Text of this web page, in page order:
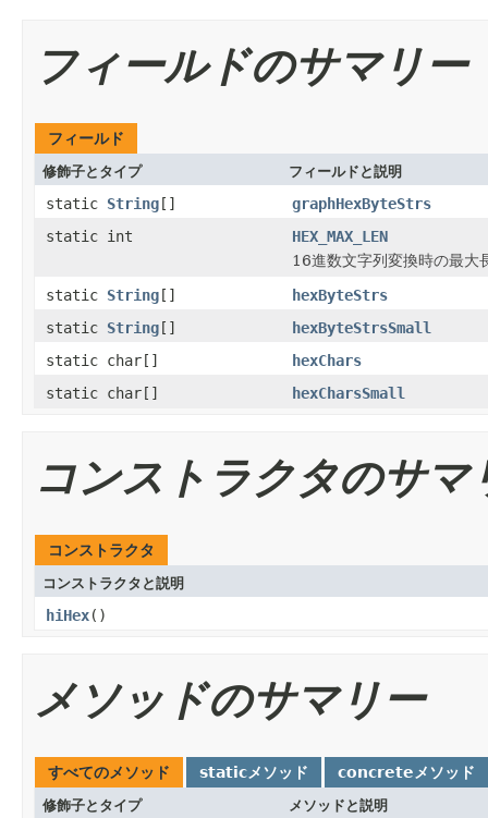
フィールドのサマリー
フィールド
修飾子とタイプ フィールドと説明
static String[]
graphHexByteStrs
static int
HEX_MAX_LEN
16進数文字列変換時の最大
static String[]
hexByteStrs
static String[]
hexByteStrsSmall
static char[]
hexChars
static char[]
hexCharsSmall
コンストラクタのサマ
コンストラクタ
コンストラクタと説明
hiHex()
メソッドのサマリー
すべてのメソッド staticメソッド concreteメソッド
修飾子とタイプ メソッドと説明